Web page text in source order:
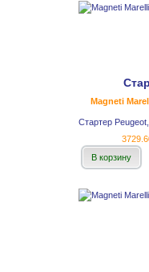
Magneti
Стартер
В корзину